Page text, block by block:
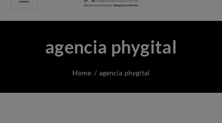
agencia phygital
Home / agencia phygital